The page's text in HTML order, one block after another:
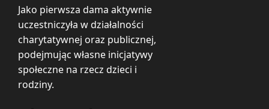
Jako pierwsza dama aktywnie
uczestniczyła w działalności
charytatywnej oraz publicznej,
podejmując własne inicjatywy
społeczne na rzecz dzieci i
rodziny.